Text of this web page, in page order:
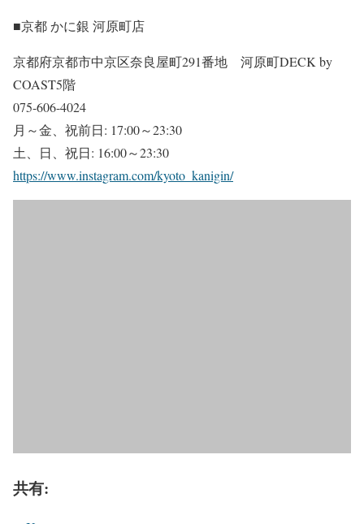
■京都 かに銀 河原町店
京都府京都市中京区奈良屋町291番地 河原町DECK by
COAST5階
075-606-4024
月～金、祝前日: 17:00～23:30
土、日、祝日: 16:00～23:30
https://www.instagram.com/kyoto_kanigin/
共有: